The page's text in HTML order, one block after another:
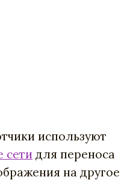
используют
сети для переноса
на другое